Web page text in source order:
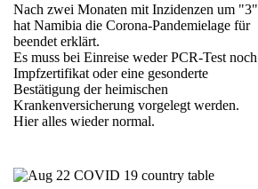
Nach zwei Monaten mit Inzidenzen um "3"
hat Namibia die Corona-Pandemielage für
beendet erklärt.
Es muss bei Einreise weder PCR-Test noch
Impfzertifikat oder eine gesonderte
Bestätigung der heimischen
Krankenversicherung vorgelegt werden.
Hier alles wieder normal.